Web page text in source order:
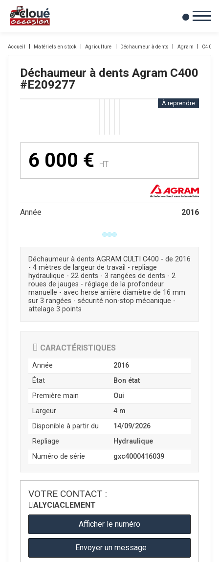
Mes favoris
0
Accueil Matériels en stock Agriculture Déchaumeur à dents Agram C400
Déchaumeur à dents Agram C400
#E209277
À reprendre
Déchaumeur à dents AGRAM CULTI C400 - de 2016
- 4 mètres de largeur de travail - repliage
hydraulique - 22 dents - 3 rangées de dents - 2
roues de jauges - réglage de la profondeur
manuelle - avec herse arrière diamètre de 16 mm
sur 3 rangées - sécurité non-stop mécanique -
attelage 3 points
CARACTÉRISTIQUES
Année
2016
État
Bon état
Première main
Oui
Largeur
4 m
Disponible à partir du
14/09/2026
Repliage
Hydraulique
Numéro de série
gxc4000416039
6 000 € HT
Année 2016
VOTRE CONTACT :
ALYCIACLEMENT
Afficher le numéro
Envoyer un message